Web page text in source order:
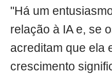
"Há um
relação à IA e, se
acreditam que ela
crescimento